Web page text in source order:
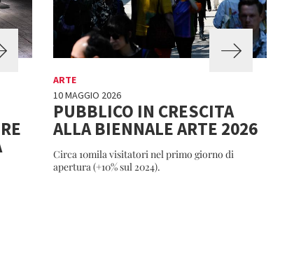
ARTE
10 MAGGIO 2026
PUBBLICO IN CRESCITA
ALLA BIENNALE ARTE 2026
Circa 10mila visitatori nel primo giorno di
apertura (+10% sul 2024).